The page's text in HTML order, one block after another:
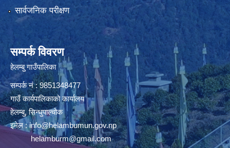
सार्वजनिक परीक्षण
सम्पर्क विवरण
हेलम्बु गाउँपालिका
सम्पर्क नं : 9851348477
गाउँ कार्यपालिकाको कार्यालय
हेलम्बु, सिन्धुपाल्चोक
इमेल :info@helambumun.gov.np
helamburm@gmail.com